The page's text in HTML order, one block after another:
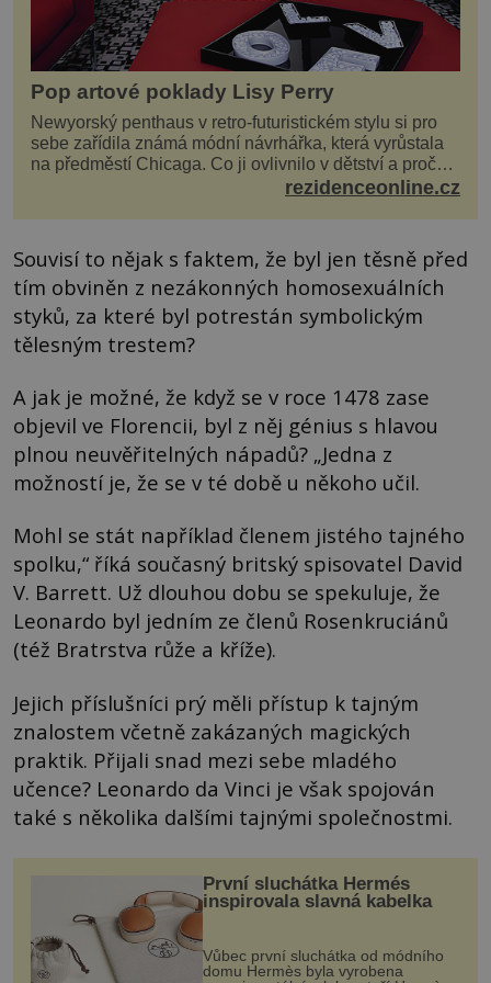
Pop artové poklady Lisy Perry
Newyorský penthaus v retro-futuristickém stylu si pro
sebe zařídila známá módní návrhářka, která vyrůstala
na předměstí Chicaga. Co ji ovlivnilo v dětství a proč
vypadá její domov právě takto? Interié...rezidenceonline.cz
Souvisí to nějak s faktem, že byl jen těsně před
tím obviněn z nezákonných homosexuálních
styků, za které byl potrestán symbolickým
tělesným trestem?
A jak je možné, že když se v roce 1478 zase
objevil ve Florencii, byl z něj génius s hlavou
plnou neuvěřitelných nápadů? „Jedna z
možností je, že se v té době u někoho učil.
Mohl se stát například členem jistého tajného
spolku,“ říká současný britský spisovatel David
V. Barrett. Už dlouhou dobu se spekuluje, že
Leonardo byl jedním ze členů Rosenkruciánů
(též Bratrstva růže a kříže).
Jejich příslušníci prý měli přístup k tajným
znalostem včetně zakázaných magických
praktik. Přijali snad mezi sebe mladého
učence? Leonardo da Vinci je však spojován
také s několika dalšími tajnými společnostmi.
První sluchátka Hermés
inspirovala slavná kabelka
Vůbec první sluchátka od módního
domu Hermès byla vyrobena